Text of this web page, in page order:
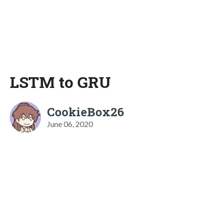
LSTM to GRU
CookieBox26
June 06, 2020